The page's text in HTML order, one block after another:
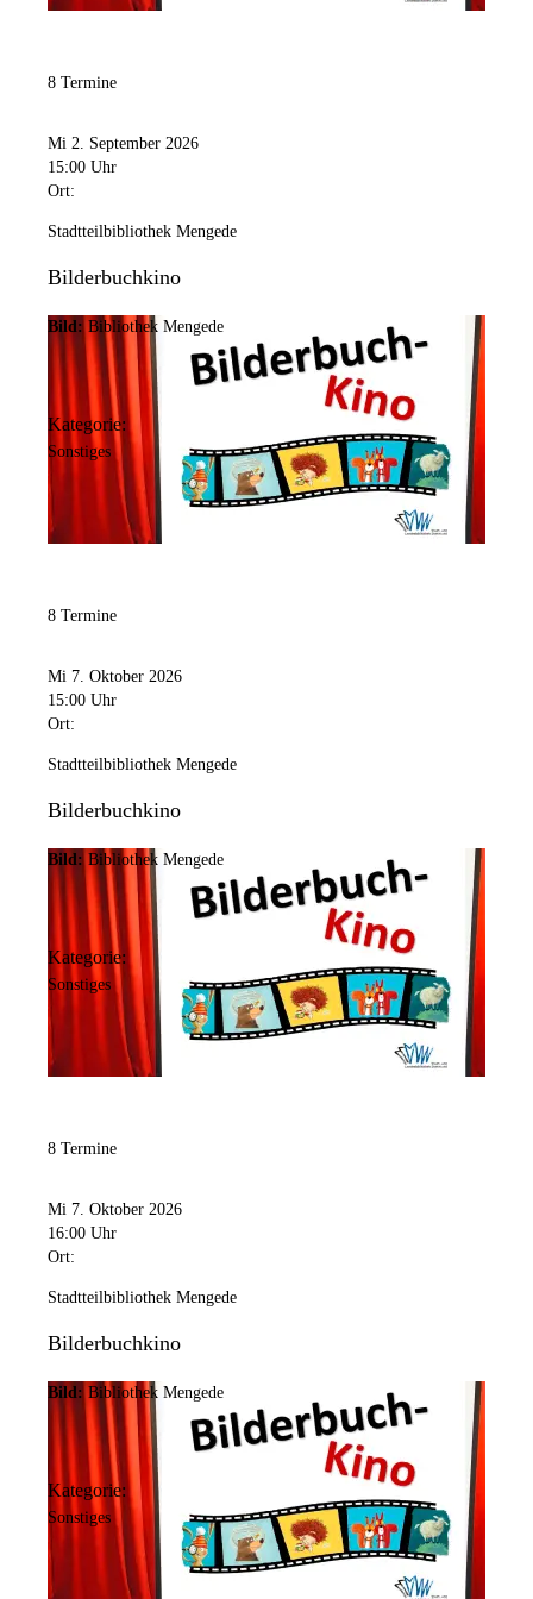
10:00 Uhrbis
17:00 Uhr
Geschlossen
Geschlossen
8 Termine
Mi 2. September 2026
15:00 Uhr
Ort:
Stadtteilbibliothek Mengede
Bilderbuchkino
Bild: Bibliothek Mengede
Kategorie:
Sonstiges
8 Termine
Mi 7. Oktober 2026
15:00 Uhr
Ort:
Stadtteilbibliothek Mengede
Bilderbuchkino
Bild: Bibliothek Mengede
Kategorie:
Sonstiges
8 Termine
Mi 7. Oktober 2026
16:00 Uhr
Ort:
Stadtteilbibliothek Mengede
Bilderbuchkino
Bild: Bibliothek Mengede
Kategorie:
Sonstiges